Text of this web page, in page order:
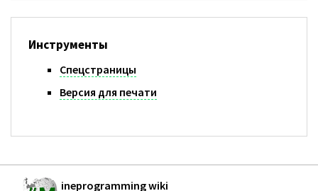
Инструменты
Спецстраницы
Версия для печати
ineprogramming wiki